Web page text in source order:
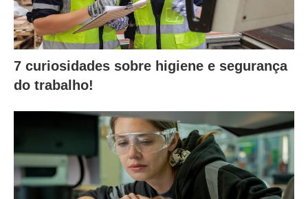
7 curiosidades sobre higiene e segurança
do trabalho!